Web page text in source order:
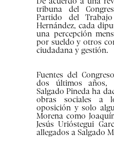
tribuna del
Partido del
Hernández, cada
una percepción
por sueldo y otros
ciudadana y gestión.
Fuentes del
dos últimos años,
Salgado Pineda ha
obras sociales a
oposición y solo
Morena como
Jesús Urióstegui
allegados a Salgado